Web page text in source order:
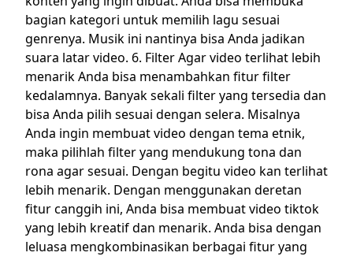
bagian kategori untuk memilih lagu sesuai
genrenya. Musik ini nantinya bisa Anda jadikan
suara latar video. 6. Filter Agar video terlihat lebih
menarik Anda bisa menambahkan fitur filter
kedalamnya. Banyak sekali filter yang tersedia dan
bisa Anda pilih sesuai dengan selera. Misalnya
Anda ingin membuat video dengan tema etnik,
maka pilihlah filter yang mendukung tona dan
rona agar sesuai. Dengan begitu video kan terlihat
lebih menarik. Dengan menggunakan deretan
fitur canggih ini, Anda bisa membuat video tiktok
yang lebih kreatif dan menarik. Anda bisa dengan
leluasa mengkombinasikan berbagai fitur yang